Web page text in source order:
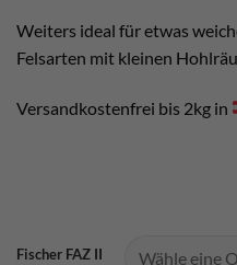
Weiters ideal für etwas
Felsarten mit kleinen
Versandkostenfrei bis 2kg in
Fischer FAZ II